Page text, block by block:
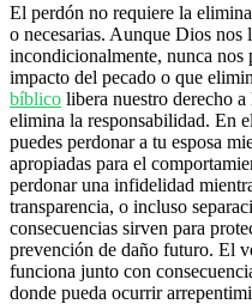
El perdón no requiere la
o necesarias. Aunque Dios nos
incondicionalmente, nunca nos
impacto del pecado o que
bíblico libera nuestro derecho
elimina la responsabilidad. En
puedes perdonar a tu esposa
apropiadas para el
perdonar una infidelidad
transparencia, o incluso
consecuencias sirven para
prevención de daño futuro. El
funciona junto con
donde pueda ocurrir